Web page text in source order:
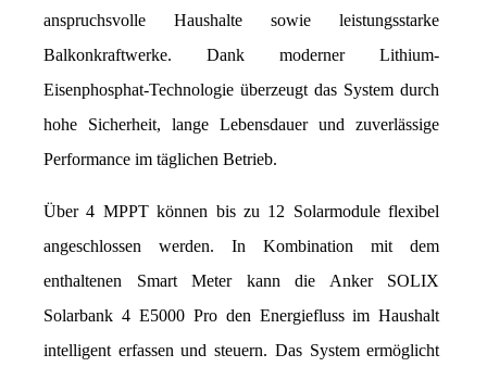
anspruchsvolle Haushalte sowie leistungsstarke
Balkonkraftwerke. Dank moderner Lithium-
Eisenphosphat-Technologie überzeugt das System durch
hohe Sicherheit, lange Lebensdauer und zuverlässige
Performance im täglichen Betrieb.
Über 4 MPPT können bis zu 12 Solarmodule flexibel
angeschlossen werden. In Kombination mit dem
enthaltenen Smart Meter kann die Anker SOLIX
Solarbank 4 E5000 Pro den Energiefluss im Haushalt
intelligent erfassen und steuern. Das System ermöglicht